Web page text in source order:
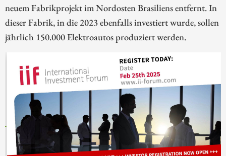
neuem Fabrikprojekt im Nordosten Brasiliens entfernt. In
dieser Fabrik, in die 2023 ebenfalls investiert wurde, sollen
jährlich 150.000 Elektroautos produziert werden.